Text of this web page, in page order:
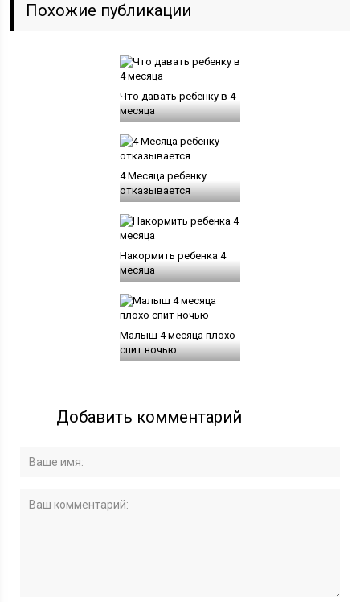
Похожие публикации
Что давать ребенку в 4
месяца
4 Месяца ребенку
отказывается
Накормить ребенка 4
месяца
Малыш 4 месяца плохо
спит ночью
Добавить комментарий